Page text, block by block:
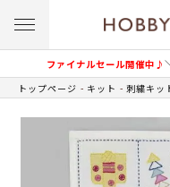
ファイナルセール開催中♪
トップページ キット 刺繍キッ